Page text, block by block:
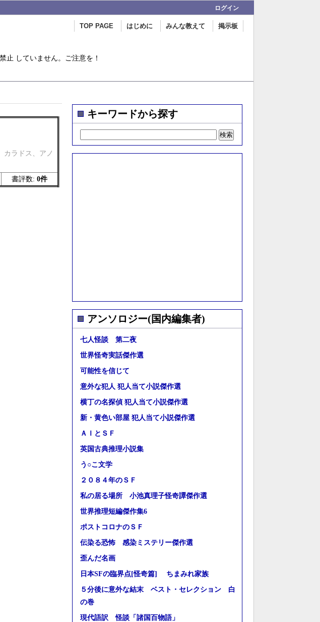
ログイン
掲示板
みんな教えて
はじめに
TOP PAGE
止 していません。ご注意を！
ラドス、アノ
書評数: 0件
キーワードから探す
アンソロジー(国内編集者)
七人怪談 第二夜
世界怪奇実話傑作選
可能性を信じて
意外な犯人 犯人当て小説傑作選
横丁の名探偵 犯人当て小説傑作選
新・黄色い部屋 犯人当て小説傑作選
ＡＩとＳＦ
英国古典推理小説集
う○こ文学
２０８４年のＳＦ
私の居る場所 小池真理子怪奇譚傑作選
世界推理短編傑作集6
ポストコロナのＳＦ
伝染る恐怖 感染ミステリー傑作選
歪んだ名画
日本SFの臨界点[怪奇篇] ちまみれ家族
５分後に意外な結末 ベスト・セレクション 白
の巻
現代語訳 怪談「諸国百物語」